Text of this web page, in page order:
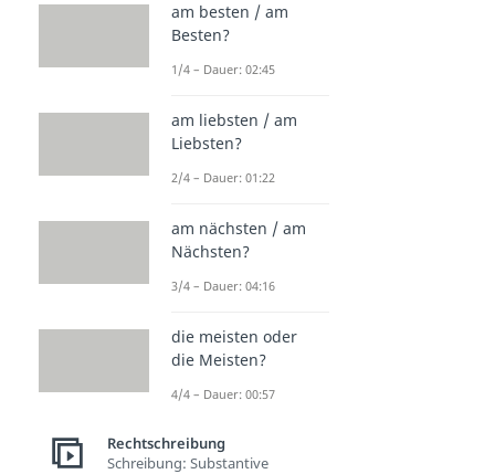
am besten / am
Besten?
1/4 – Dauer: 02:45
am liebsten / am
Liebsten?
2/4 – Dauer: 01:22
am nächsten / am
Nächsten?
3/4 – Dauer: 04:16
die meisten oder
die Meisten?
4/4 – Dauer: 00:57
Rechtschreibung
Schreibung: Substantive